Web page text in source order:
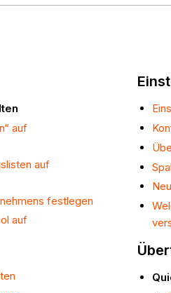
auf
auf
festlegen
auf